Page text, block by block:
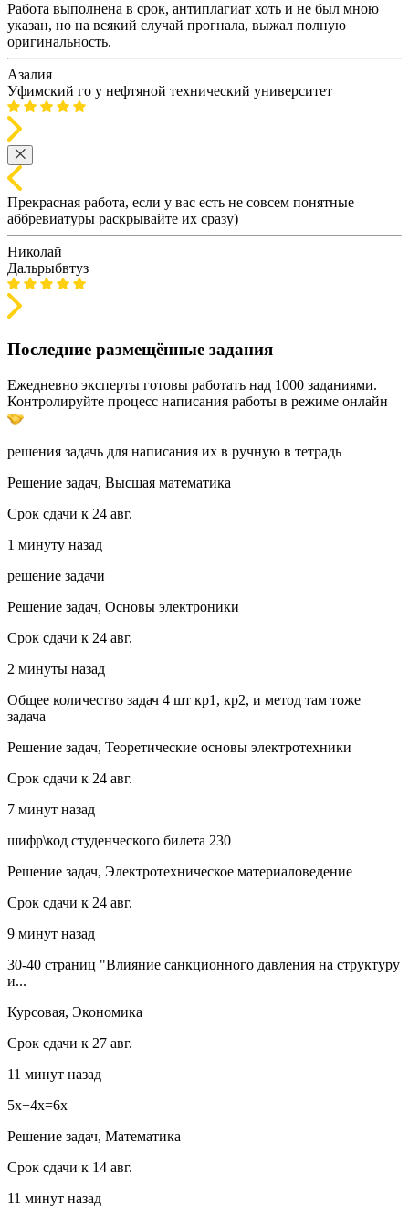
Работа выполнена в срок, антиплагиат хоть и не был мною
указан, но на всякий случай прогнала, выжал полную
оригинальность.
Азалия
Уфимский го у нефтяной технический университет
Прекрасная работа, если у вас есть не совсем понятные
аббревиатуры раскрывайте их сразу)
Николай
Дальрыбвтуз
Последние размещённые задания
Ежедневно эксперты готовы работать над 1000 заданиями.
Контролируйте процесс написания работы в режиме онлайн
решения задачь для написания их в ручную в тетрадь
Решение задач, Высшая математика
Срок сдачи к 24 авг.
1 минуту назад
решение задачи
Решение задач, Основы электроники
Срок сдачи к 24 авг.
2 минуты назад
Общее количество задач 4 шт кр1, кр2, и метод там тоже
задача
Решение задач, Теоретические основы электротехники
Срок сдачи к 24 авг.
7 минут назад
шифр\код студенческого билета 230
Решение задач, Электротехническое материаловедение
Срок сдачи к 24 авг.
9 минут назад
30-40 страниц "Влияние санкционного давления на структуру
и...
Курсовая, Экономика
Срок сдачи к 27 авг.
11 минут назад
5x+4x=6x
Решение задач, Математика
Срок сдачи к 14 авг.
11 минут назад